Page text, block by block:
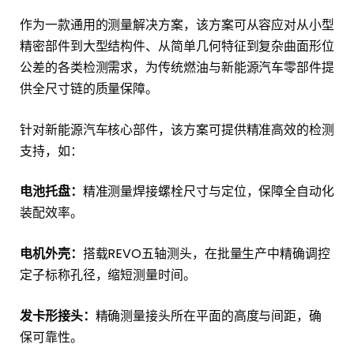
作为一款通用的测量解决方案，该方案可从容应对从小型
精密部件到大型结构件、从简单几何特征到复杂曲面形位
公差的各类检测需求，为传统燃油与新能源汽车零部件提
供全尺寸链的质量保障。
针对新能源汽车核心部件，该方案可提供精准高效的检测
支持，如：
电池托盘： 精准测量焊接螺栓尺寸与定位，保障全自动化
装配效率。
电机外壳： 搭载REVO五轴测头，在批量生产中精确调控
定子标称孔径，缩短测量时间。
发卡形接头： 精确测量接头所在平面的高度与间距，确
保可靠性。